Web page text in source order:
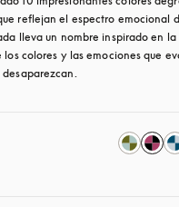
reflejan el espectro emocional
lleva un nombre inspirado en la
los colores y las emociones que